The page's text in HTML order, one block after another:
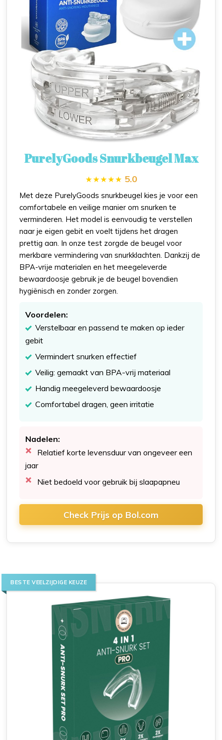
PurelyGoods Snurkbeugel Max
5.0
Met deze PurelyGoods snurkbeugel kies je voor een
comfortabele en veilige manier om snurken te
verminderen. Het model is eenvoudig te verstellen
naar je eigen gebit en voelt tijdens het dragen
prettig aan. In onze test zorgde de beugel voor
merkbare vermindering van snurkklachten. Dankzij de
BPA-vrije materialen en het meegeleverde
bewaardoosje gebruik je de beugel bovendien
hygiënisch en zonder zorgen.
Voordelen:
Verstelbaar en passend te maken op ieder
gebit
Vermindert snurken effectief
Veilig: gemaakt van BPA-vrij materiaal
Handig meegeleverd bewaardoosje
Comfortabel dragen, geen irritatie
Nadelen:
Relatief korte levensduur van ongeveer een
jaar
Niet bedoeld voor gebruik bij slaapapneu
Check Prijs op Bol.com
BESTE VEELZIJDIGE KEUZE